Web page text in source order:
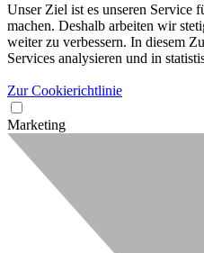
Unser Ziel ist es unseren Service
machen. Deshalb arbeiten wir
weiter zu verbessern. In diesem
Services analysieren und in
Zur Cookierichtlinie
Marketing